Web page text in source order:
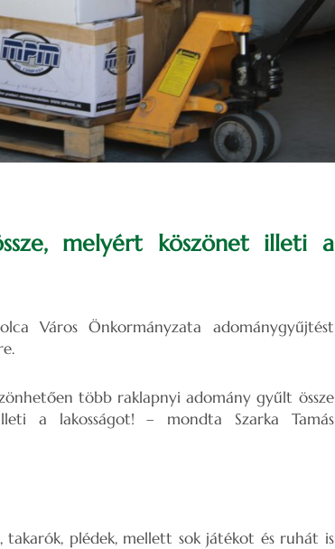
melyért köszönet illeti a
Város Önkormányzata adománygyűjtést
több raklapnyi adomány gyűlt össze
a lakosságot! – mondta Szarka Tamás
takarók, plédek, mellett sok játékot és ruhát is